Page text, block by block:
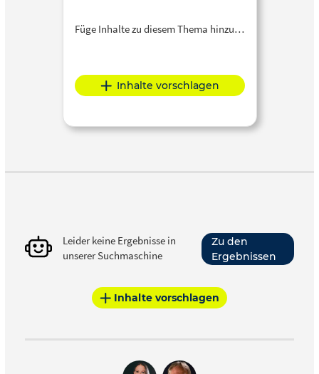
Füge Inhalte zu diesem Thema hinzu…
Inhalte vorschlagen
Leider keine Ergebnisse in
unserer Suchmaschine
Zu den
Ergebnissen
Inhalte vorschlagen